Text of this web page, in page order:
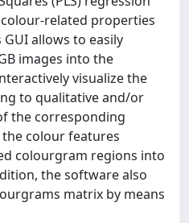
related properties
allows to easily
images into the
visualize the
to qualitative and/or
the corresponding
colour features
colourgram regions into
the software also
matrix by means